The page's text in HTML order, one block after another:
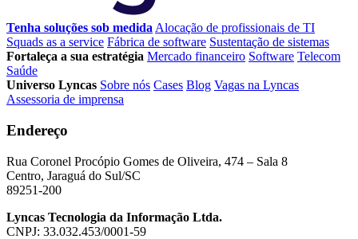
Tenha soluções sob medida Alocação de profissionais de TI
Squads as a service Fábrica de software Sustentação de sistemas
Fortaleça a sua estratégia Mercado financeiro Software Telecom
Saúde
Universo Lyncas Sobre nós Cases Blog Vagas na Lyncas
Assessoria de imprensa
Endereço
Rua Coronel Procópio Gomes de Oliveira, 474 – Sala 8
Centro, Jaraguá do Sul/SC
89251-200
Lyncas Tecnologia da Informação Ltda.
CNPJ: 33.032.453/0001-59